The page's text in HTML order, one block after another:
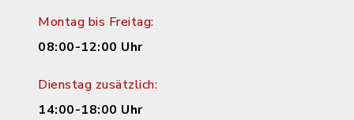
Montag bis Freitag:
08:00-12:00 Uhr
Dienstag zusätzlich:
14:00-18:00 Uhr